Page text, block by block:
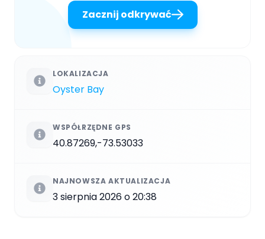
Zacznij odkrywać
LOKALIZACJA
Oyster Bay
WSPÓŁRZĘDNE GPS
40.87269,-73.53033
NAJNOWSZA AKTUALIZACJA
3 sierpnia 2026 o 20:38